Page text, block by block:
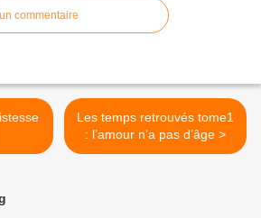
commentaire
Les temps retrouvés tome1
: l’amour n’a pas d’âge >